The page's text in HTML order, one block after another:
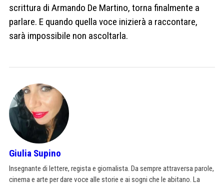
scrittura di Armando De Martino, torna finalmente a
parlare. E quando quella voce inizierà a raccontare,
sarà impossibile non ascoltarla.
Giulia Supino
Insegnante di lettere, regista e giornalista. Da sempre attraversa parole,
cinema e arte per dare voce alle storie e ai sogni che le abitano. La